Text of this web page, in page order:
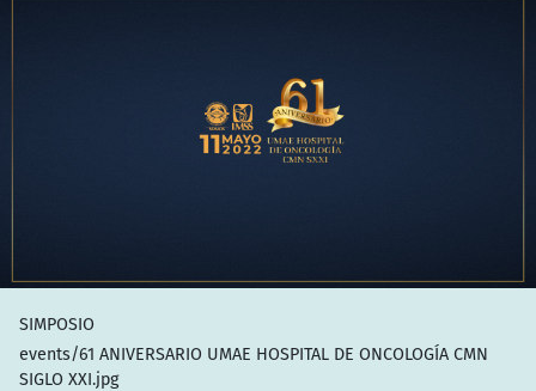
SIMPOSIO
events/61 ANIVERSARIO UMAE HOSPITAL DE ONCOLOGÍA CMN
SIGLO XXI.jpg